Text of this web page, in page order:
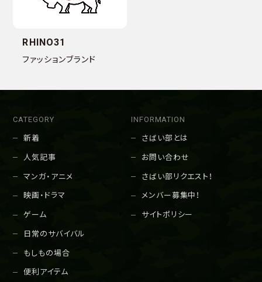
RHINO31
ファッションブランド
CATEGORY
新着
人気記事
マンガ・アニメ
映画・ドラマ
ゲーム
日常のサバイバル
もしもの場合
便利アイテム
INFORMATION
さばい部とは
お問い合わせ
さばい部リクエスト！
メンバー募集中！
サイトポリシー